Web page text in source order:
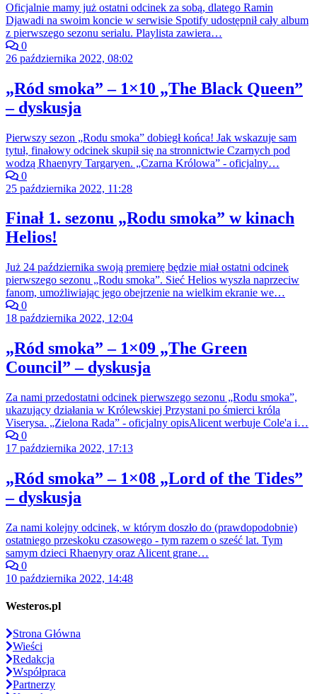
Oficjalnie mamy już ostatni odcinek za sobą, dlatego Ramin
Djawadi na swoim koncie w serwisie Spotify udostępnił cały album
z pierwszego sezonu serialu. Playlista zawiera…
0
26 października 2022, 08:02
„Ród smoka” – 1×10 „The Black Queen”
– dyskusja
Pierwszy sezon „Rodu smoka” dobiegł końca! Jak wskazuje sam
tytuł, finałowy odcinek skupił się na stronnictwie Czarnych pod
wodzą Rhaenyry Targaryen. „Czarna Królowa” - oficjalny…
0
25 października 2022, 11:28
Finał 1. sezonu „Rodu smoka” w kinach
Helios!
Już 24 października swoją premierę będzie miał ostatni odcinek
pierwszego sezonu „Rodu smoka”. Sieć Helios wyszła naprzeciw
fanom, umożliwiając jego obejrzenie na wielkim ekranie we…
0
18 października 2022, 12:04
„Ród smoka” – 1×09 „The Green
Council” – dyskusja
Za nami przedostatni odcinek pierwszego sezonu „Rodu smoka”,
ukazujący działania w Królewskiej Przystani po śmierci króla
Viserysa. „Zielona Rada” - oficjalny opisAlicent werbuje Cole'a i…
0
17 października 2022, 17:13
„Ród smoka” – 1×08 „Lord of the Tides”
– dyskusja
Za nami kolejny odcinek, w którym doszło do (prawdopodobnie)
ostatniego przeskoku czasowego - tym razem o sześć lat. Tym
samym dzieci Rhaenyry oraz Alicent grane…
0
10 października 2022, 14:48
Westeros.pl
Strona Główna
Wieści
Redakcja
Współpraca
Partnerzy